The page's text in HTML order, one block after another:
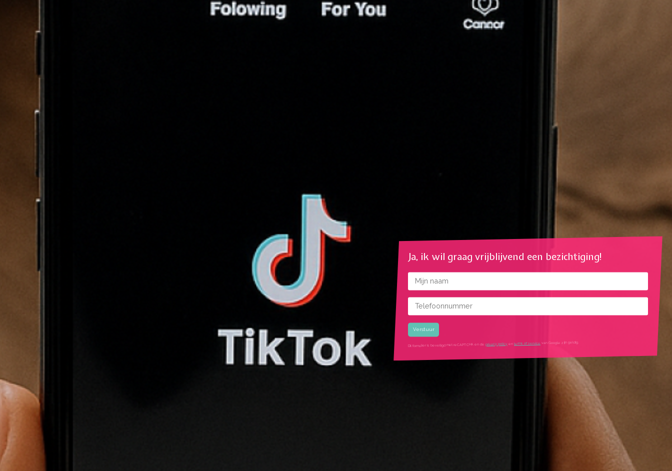
Ja, ik wil graag vrijblijvend een bezichtiging!
Naam
Telefoonnummer
Gekozen ruimtes
google recaptcha uitleg
Dit formulier is beveiligd met reCAPTCHA en deprivacy policyenterms of service van Google zijn geldig.